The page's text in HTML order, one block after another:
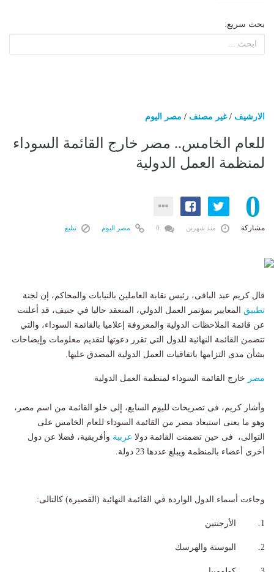
بحث سريع:
الارشيف /غير مصنف / مصر اليوم
للعام الخامس.. مصر خارج القائمة السوداء
لمنظمة العمل الدولية
0
مشاركة منذ شهرين مصر اليوم تبليغ
قال كريم عبد الباقى، رئيس نقابة العاملين بالنيابات والمحاكم، إن لجنة
تطبيق المعايير بمؤتمر العمل الدولي، المنعقد حاليا في جنيف، قد أعلنت
عن قائمة الملاحظات الدولية والمعروفة إعلاميا بالقائمة السوداء، والتي
تتضمن القائمة النهائية للدول التي تقرر دعوتها لتقديم معلومات وإيضاحات
بشأن مدى التزامها باتفاقيات العمل الدولية المصدق عليها.
مصر خارج القائمة السوداء لمنظمة العمل الدولية
وأشار كريم، فى تصريحات لليوم السابع، إلى خلو القائمة من اسم مصر،
وهو ما يعنى استبعاد مصر من القائمة السوداء للعام الخامس على
التوالى، فى حين تضمنت القائمة دولا عربية وأفريقية، فضلا عن دول
أخرى أعضاء بالمنظمة ويبلغ عددها 23 دولة.
وجاءت أسماء الدول الواردة في القائمة النهائية (القصيرة) كالتالى:
1. الأرجنتين
2. البوسنة والهرسك